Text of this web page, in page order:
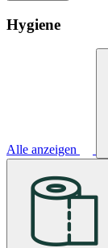
Hygiene
Alle anzeigen